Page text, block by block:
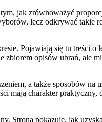
jak zrównoważyć
lecz odkrywać takie
Pojawiają się tu treści o
opisów ubrań, ale
a także sposobów na
mają charakter praktyczny,
Strona pokazuje, jak